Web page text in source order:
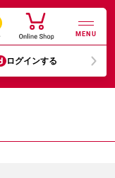
MENU
ログインする